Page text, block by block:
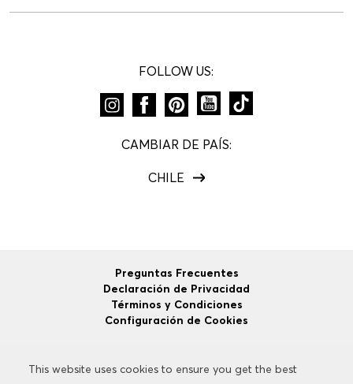
This website uses cookies to ensure you get the best
This website uses cookies to ensure you get the best
FOLLOW US:
CAMBIAR DE PAÍS:
CHILE
Preguntas Frecuentes
Declaración de Privacidad
Términos y Condiciones
Configuración de Cookies